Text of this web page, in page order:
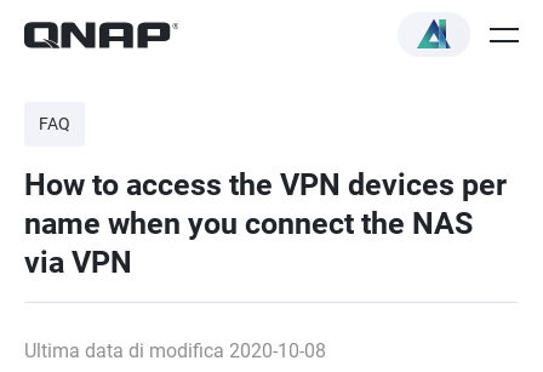
FAQ
How to access the VPN devices per
name when you connect the NAS
via VPN
Ultima data di modifica 2020-10-08